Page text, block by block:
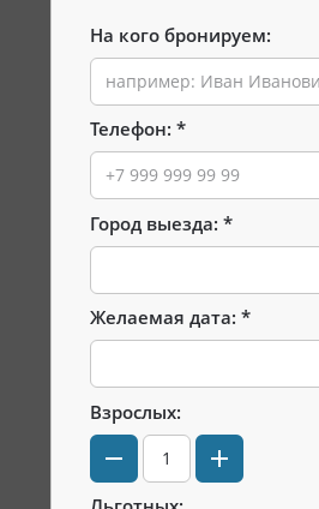
На кого бронируем:
Телефон:
Город выезда:
Желаемая дата:
Взрослых: